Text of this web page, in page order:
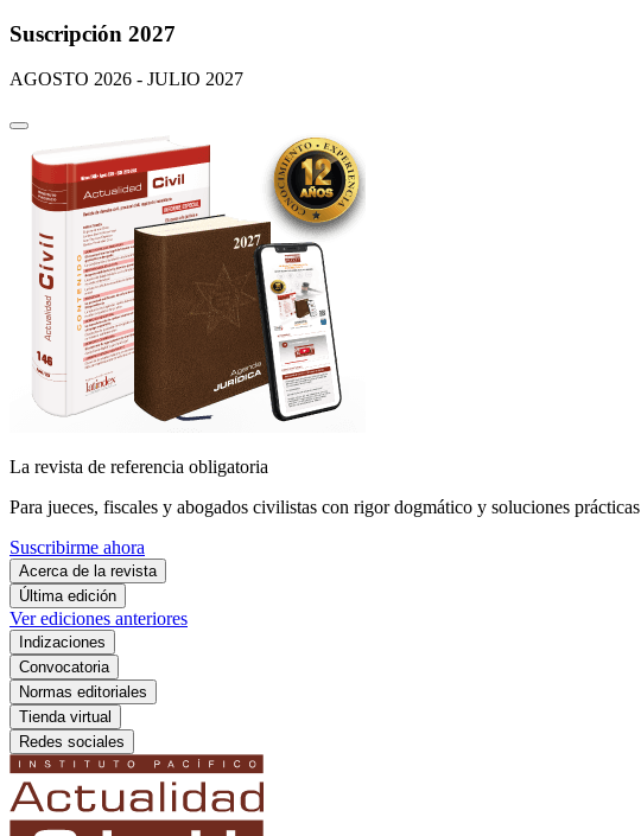
Suscripción 2027
AGOSTO 2026 - JULIO 2027
La revista de referencia obligatoria
Para jueces, fiscales y abogados civilistas con rigor dogmático y soluciones prácticas
Suscribirme ahora
Acerca de la revista
Última edición
Ver ediciones anteriores
Indizaciones
Convocatoria
Normas editoriales
Tienda virtual
Redes sociales